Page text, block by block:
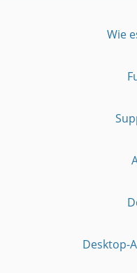
Wie
Desktop-